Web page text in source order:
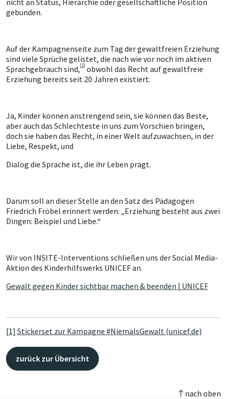
nicht an Status, Hierarchie oder gesellschaftliche Position
gebunden.
Auf der Kampagnenseite zum Tag der gewaltfreien Erziehung
sind viele Sprüche gelistet, die nach wie vor noch im aktiven
Sprachgebrauch sind,[1] obwohl das Recht auf gewaltfreie
Erziehung bereits seit 20 Jahren existiert.
Ja, Kinder können anstrengend sein, sie können das Beste,
aber auch das Schlechteste in uns zum Vorschien bringen,
doch sie haben das Recht, in einer Welt aufzuwachsen, in der
Liebe, Respekt, und
Dialog die Sprache ist, die ihr Leben prägt.
Darum soll an dieser Stelle an den Satz des Pädagogen
Friedrich Fröbel erinnert werden: „Erziehung besteht aus zwei
Dingen: Beispiel und Liebe.“
Wir von INSITE-Interventions schließen uns der Social Media-
Aktion des Kinderhilfswerks UNICEF an.
Gewalt gegen Kinder sichtbar machen & beenden | UNICEF
[1] Stickerset zur Kampagne #NiemalsGewalt (unicef.de)
zurück zur Übersicht
nach oben